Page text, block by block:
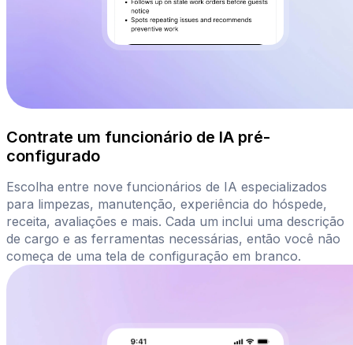
Contrate um funcionário de IA pré-
configurado
Escolha entre nove funcionários de IA especializados
para limpezas, manutenção, experiência do hóspede,
receita, avaliações e mais. Cada um inclui uma descrição
de cargo e as ferramentas necessárias, então você não
começa de uma tela de configuração em branco.